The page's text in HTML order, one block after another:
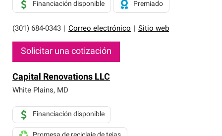
(301) 684-0343 Correo electrónico Sitio web
Financiación disponible Premiado
Solicitar una cotización
Capital Renovations LLC
White Plains, MD
Financiación disponible